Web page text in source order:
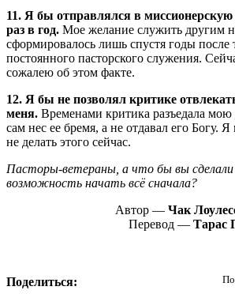
11. Я бы отправлялся в миссионерскую
раз в год. Мое желание служить другим
сформировалось лишь спустя годы после
постоянного пасторского служения.
сожалею об этом факте.
12. Я бы не позволял критике
меня. Временами критика разъедала
сам нес ее бремя, а не отдавал его Богу.
не делать этого сейчас.
Пасторы-ветераны, а что бы вы сделали
возможность начать всё сначала?
Автор — Чак
Перевод — Тарас
Поделиться: